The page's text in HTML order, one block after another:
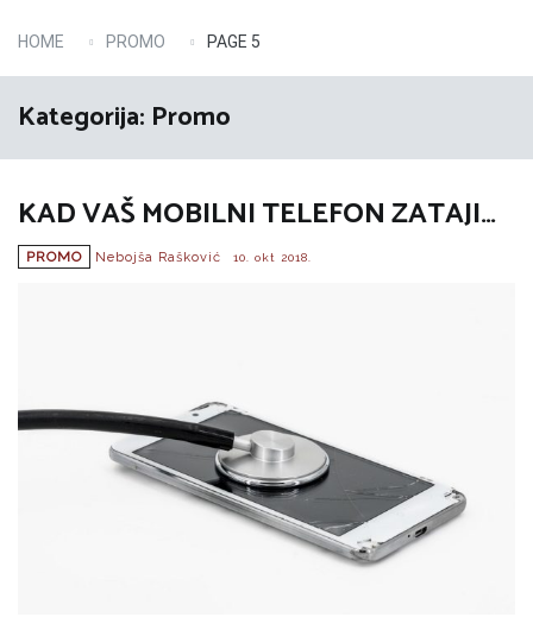
HOME PROMO PAGE 5
Kategorija: Promo
KAD VAŠ MOBILNI TELEFON ZATAJI…
PROMO Nebojša Rašković 10. okt 2018.